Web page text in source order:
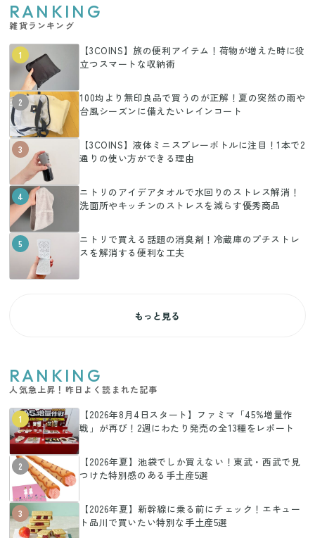
RANKING
雑貨ランキング
1
【3COINS】旅の便利アイテム！荷物が増えた時に役
立つスマートな収納術
2
100均より無印良品で買うのが正解！夏の突然の雨や
台風シーズンに備えたいレインコート
3
【3COINS】液体ミニスプレーボトルに注目！1本で2
通りの使い方ができる理由
4
ニトリのアイデアタオルで水回りのストレス解消！
洗面所やキッチンのストレスを減らす優秀商品
5
ニトリで買える話題の消臭剤！冷蔵庫のプチストレ
スを解消する便利な工夫
もっと見る
RANKING
人気急上昇！昨日よく読まれた記事
1
【2026年8月4日スタート】ファミマ「45%増量作
戦」が再び！2週にわたり発売の全13種をレポート
2
【2026年夏】池袋でしか買えない！東武・西武で見
つけた特別感のある手土産5選
3
【2026年夏】新幹線に乗る前にチェック！エキュー
ト品川で買いたい特別な手土産5選